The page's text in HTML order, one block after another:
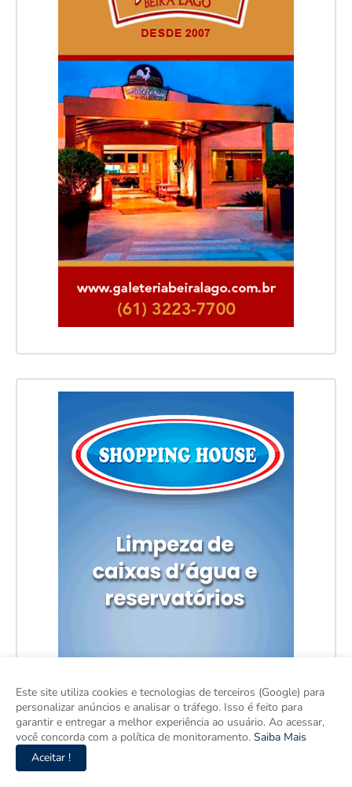
Este site utiliza cookies e tecnologias de terceiros (Google) para
personalizar anúncios e analisar o tráfego. Isso é feito para
garantir e entregar a melhor experiência ao usuário. Ao acessar,
você concorda com a política de monitoramento. Saiba Mais
Aceitar !